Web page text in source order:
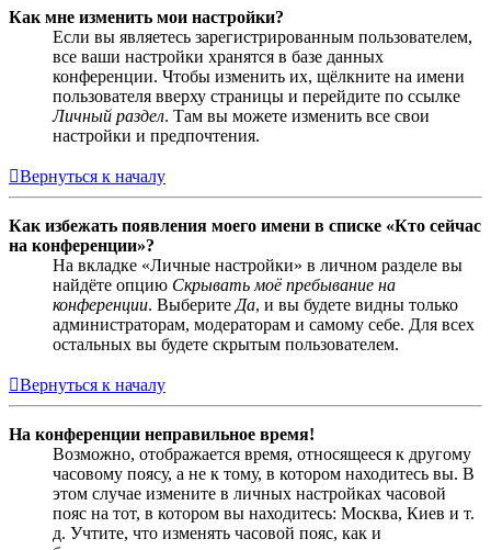
Как мне изменить мои настройки?
Если вы являетесь зарегистрированным пользователем,
все ваши настройки хранятся в базе данных
конференции. Чтобы изменить их, щёлкните на имени
пользователя вверху страницы и перейдите по ссылке
Личный раздел. Там вы можете изменить все свои
настройки и предпочтения.
Вернуться к началу
Как избежать появления моего имени в списке «Кто сейчас
на конференции»?
На вкладке «Личные настройки» в личном разделе вы
найдёте опцию Скрывать моё пребывание на
конференции. Выберите Да, и вы будете видны только
администраторам, модераторам и самому себе. Для всех
остальных вы будете скрытым пользователем.
Вернуться к началу
На конференции неправильное время!
Возможно, отображается время, относящееся к другому
часовому поясу, а не к тому, в котором находитесь вы. В
этом случае измените в личных настройках часовой
пояс на тот, в котором вы находитесь: Москва, Киев и т.
д. Учтите, что изменять часовой пояс, как и